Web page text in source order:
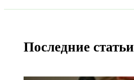
Последние статьи